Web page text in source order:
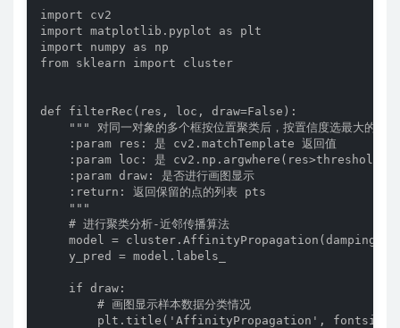
import cv2
import matplotlib.pyplot as plt
import numpy as np
from sklearn import cluster
def filterRec(res, loc, draw=False):
""" 对同一对象的多个框按位置聚类后，按置信度选最大的一
    :param res: 是 cv2.matchTemplate 返回值
:param loc: 是 cv2.np.argwhere(res>threshold)
    :param draw: 是否进行画图显示
    :return: 返回保留的点的列表 pts
    """
    # 进行聚类分析-近邻传播算法
model =
    y_pred = model.labels_
    if draw:
        # 画图显示样本数据分类情况
plt.title('AffinityPropagation',